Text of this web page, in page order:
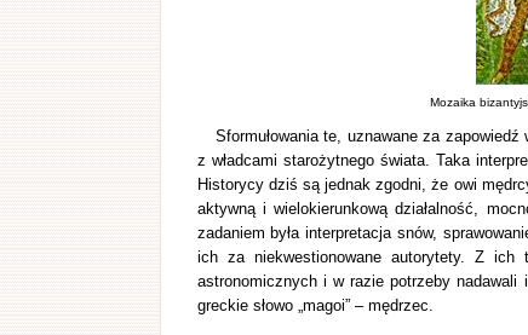
Mozaika
Sformułowania te, uznawane za
z władcami starożytnego świata. Taka
Historycy dziś są jednak zgodni, że owi
aktywną i wielokierunkową działalność,
zadaniem była interpretacja snów,
ich za niekwestionowane autorytety. Z ich
astronomicznych i w razie potrzeby
greckie słowo „magoi” – mędrzec.